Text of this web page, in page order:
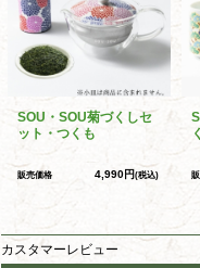
SOU・SOU菊づくしセ
ット・つくも
販売価格 4,990円(税込)
カスタマーレビュー